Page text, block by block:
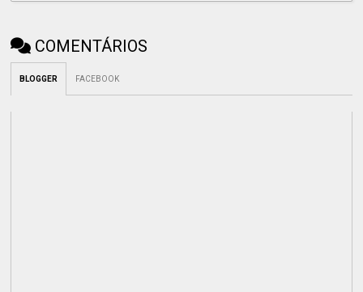
COMENTÁRIOS
BLOGGER FACEBOOK